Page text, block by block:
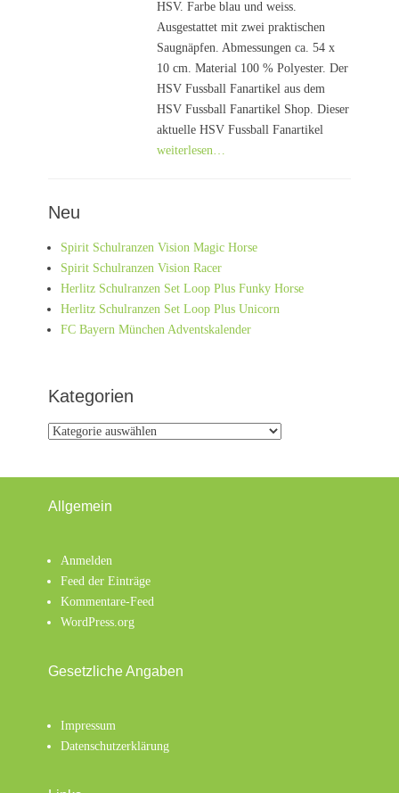
HSV. Farbe blau und weiss.
Ausgestattet mit zwei praktischen
Saugnäpfen. Abmessungen ca. 54 x
10 cm. Material 100 % Polyester. Der
HSV Fussball Fanartikel aus dem
HSV Fussball Fanartikel Shop. Dieser
aktuelle HSV Fussball Fanartikel
weiterlesen…
Neu
Spirit Schulranzen Vision Magic Horse
Spirit Schulranzen Vision Racer
Herlitz Schulranzen Set Loop Plus Funky Horse
Herlitz Schulranzen Set Loop Plus Unicorn
FC Bayern München Adventskalender
Kategorien
Kategorien
Allgemein
Anmelden
Feed der Einträge
Kommentare-Feed
WordPress.org
Gesetzliche Angaben
Impressum
Datenschutzerklärung